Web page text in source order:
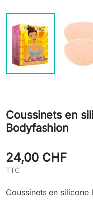
Coussinets en
Bodyfashion
24,00 CHF
TTC
Coussinets en